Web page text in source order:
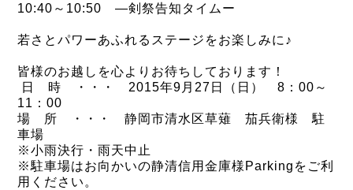
10:40～10:50 ―剣祭告知タイムー
若さとパワーあふれるステージをお楽しみに♪
皆様のお越しを心よりお待ちしております！
日 時 ・・・ 2015年9月27日（日） 8：00～
11：00
場 所 ・・・ 静岡市清水区草薙 茄兵衛様 駐
車場
※小雨決行・雨天中止
※駐車場はお向かいの静清信用金庫様Parkingをご利
用ください。